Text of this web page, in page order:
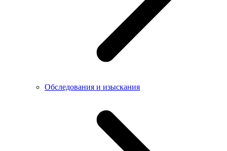
Обследования и изыскания